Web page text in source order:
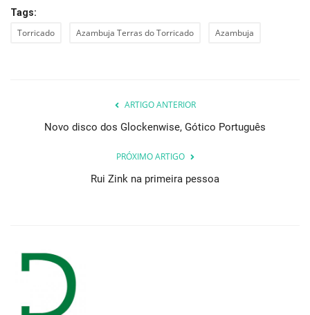
Tags:
Torricado Azambuja Terras do Torricado Azambuja
ARTIGO ANTERIOR
Novo disco dos Glockenwise, Gótico Português
PRÓXIMO ARTIGO
Rui Zink na primeira pessoa